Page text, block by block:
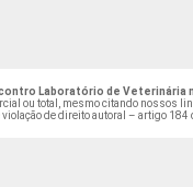
Laboratório de Veterinária
ou total, mesmo citando nossos
de direito autoral – artigo 184